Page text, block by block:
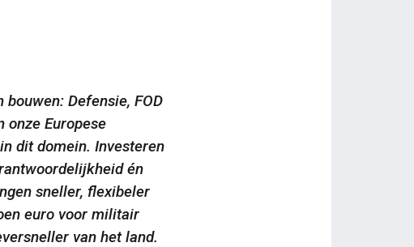
Defensie, FOD
onze Europese
dit domein. Investeren
én
sneller, flexibeler
euro voor militair
van het land.